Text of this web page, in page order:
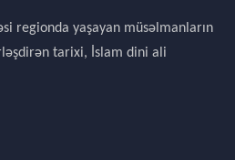
regionda yaşayan müsəlmanların
tarixi, İslam dini ali